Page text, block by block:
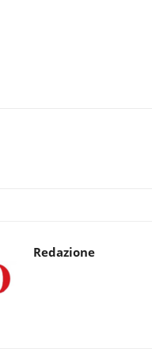
Redazione